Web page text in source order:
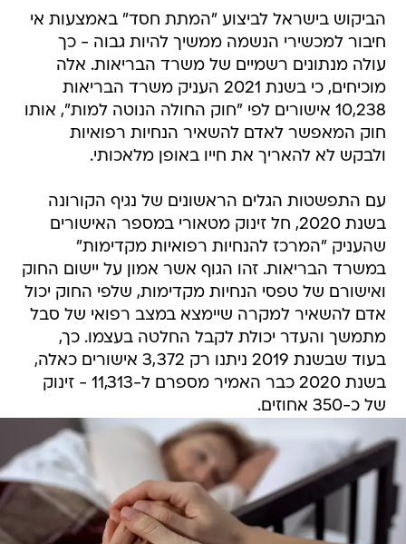
הביקוש בישראל לביצוע "המתת חסד" באמצעות אי
חיבור למכשירי הנשמה ממשיך להיות גבוה - כך
עולה מנתונים רשמיים של משרד הבריאות. אלה
מוכיחים, כי בשנת 2021 העניק משרד הבריאות
10,238 אישורים לפי "חוק החולה הנוטה למות", אותו
חוק המאפשר לאדם להשאיר הנחיות רפואיות
ולבקש לא להאריך את חייו באופן מלאכותי.
עם התפשטות הגלים הראשונים של נגיף הקורונה
בשנת 2020, חל זינוק מטאורי במספר האישורים
שהעניק "המרכז להנחיות רפואיות מקדימות"
במשרד הבריאות. זהו הגוף אשר אמון על יישום החוק
ואישורם של טפסי הנחיות מקדימות, שלפי החוק יכול
אדם להשאיר למקרה שיימצא במצב רפואי של סבל
מתמשך והעדר יכולת לקבל החלטה בעצמו. כך,
בעוד שבשנת 2019 ניתנו רק 3,372 אישורים כאלה,
בשנת 2020 כבר האמיר מספרם ל-11,313 - זינוק
של כ-350 אחוזים.